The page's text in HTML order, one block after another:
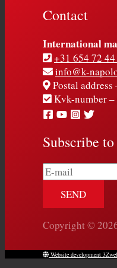
Contact
International
+31 654 72
info@k-
Postal address
Kvk-number –
Subscribe
E-
mail
Copyright ©
Website development